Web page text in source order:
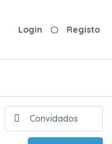
Login Registo